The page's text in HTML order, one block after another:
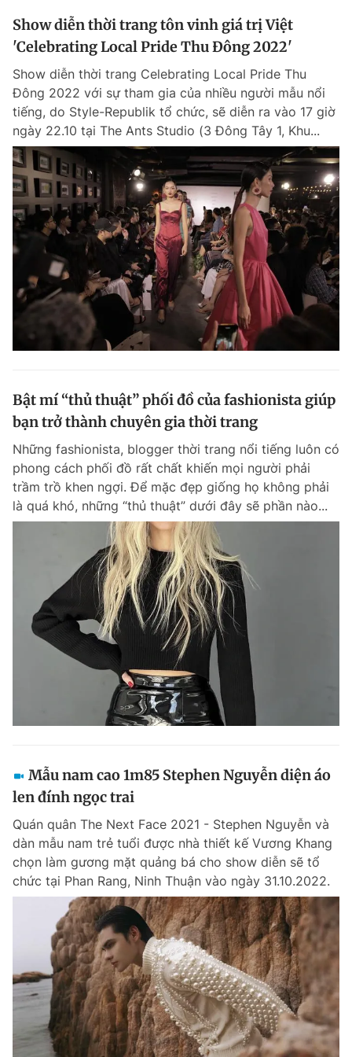
Show diễn thời trang tôn vinh giá trị Việt
'Celebrating Local Pride Thu Đông 2022'
Show diễn thời trang Celebrating Local Pride Thu
Đông 2022 với sự tham gia của nhiều người mẫu nổi
tiếng, do Style-Republik tổ chức, sẽ diễn ra vào 17 giờ
ngày 22.10 tại The Ants Studio (3 Đông Tây 1, Khu...
Bật mí “thủ thuật” phối đồ của fashionista giúp
bạn trở thành chuyên gia thời trang
Những fashionista, blogger thời trang nổi tiếng luôn có
phong cách phối đồ rất chất khiến mọi người phải
trầm trồ khen ngợi. Để mặc đẹp giống họ không phải
là quá khó, những “thủ thuật” dưới đây sẽ phần nào...
Mẫu nam cao 1m85 Stephen Nguyễn diện áo
len đính ngọc trai
Quán quân The Next Face 2021 - Stephen Nguyễn và
dàn mẫu nam trẻ tuổi được nhà thiết kế Vương Khang
chọn làm gương mặt quảng bá cho show diễn sẽ tổ
chức tại Phan Rang, Ninh Thuận vào ngày 31.10.2022.